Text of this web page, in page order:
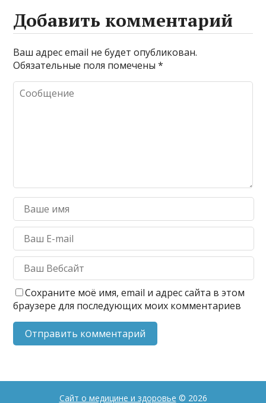
Добавить комментарий
Ваш адрес email не будет опубликован.
Обязательные поля помечены*
Сохраните моё имя, email и адрес сайта в этом
браузере для последующих моих комментариев
Сайт о медицине и здоровье © 2026